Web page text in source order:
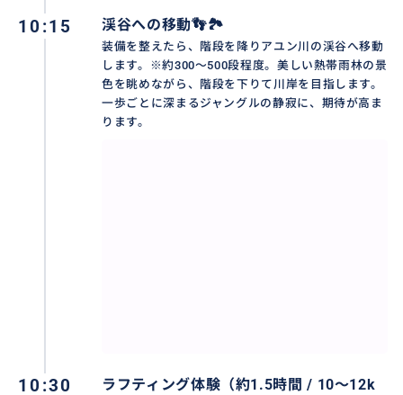
アユン川には、水しぶきが舞うエキサイティングな激
流から、静寂の中で眺める神秘的な石彫りの壁画、さ
らには頭上から降り注ぐ巨大な滝など、息を呑むよう
な絶景が次々と現れます。ガイドと力を合わせてパド
ルを漕ぎ、障害物を乗り越えていく一体感と爽快感は
格別。手付かずの自然と一体になれる、最高のアドベ
10:15 渓谷への移動👣🏞️
装備を整えたら、階段を降りアユン川の渓谷へ移動
します。※約300〜500段程度。美しい熱帯雨林の景
色を眺めながら、階段を下りて川岸を目指します。
一歩ごとに深まるジャングルの静寂に、期待が高ま
ります。
10:30
ラフティング体験（約1.5時間 / 10〜12k